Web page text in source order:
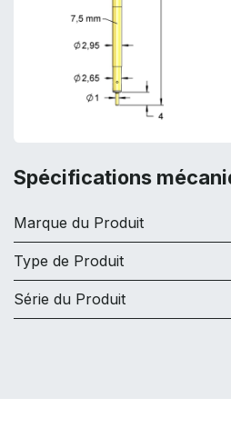
Spécifications
Marque du Produit
Type de Produit
Série du Produit